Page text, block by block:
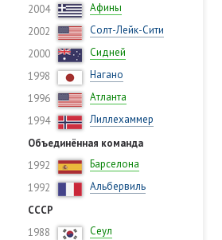
2004
Афины
2002
Солт-Лейк-Сити
2000
Сидней
1998
Нагано
1996
Атланта
1994
Лиллехаммер
Объединённая команда
1992
Барселона
1992
Альбервиль
СССР
1988
Сеул